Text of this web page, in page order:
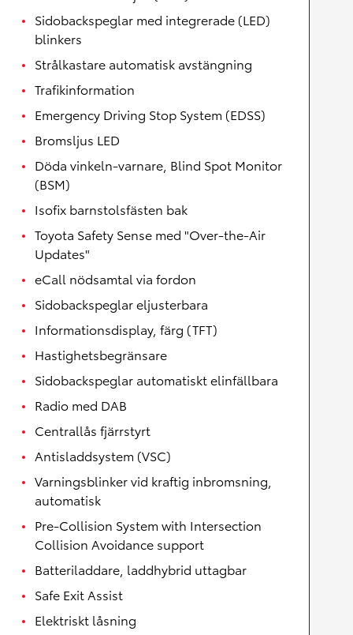
Sidobackspeglar med integrerade (LED)
blinkers
Strålkastare automatisk avstängning
Trafikinformation
Emergency Driving Stop System (EDSS)
Bromsljus LED
Döda vinkeln-varnare, Blind Spot Monitor
(BSM)
Isofix barnstolsfästen bak
Toyota Safety Sense med "Over-the-Air
Updates"
eCall nödsamtal via fordon
Sidobackspeglar eljusterbara
Informationsdisplay, färg (TFT)
Hastighetsbegränsare
Sidobackspeglar automatiskt elinfällbara
Radio med DAB
Centrallås fjärrstyrt
Antisladdsystem (VSC)
Varningsblinker vid kraftig inbromsning,
automatisk
Pre-Collision System with Intersection
Collision Avoidance support
Batteriladdare, laddhybrid uttagbar
Safe Exit Assist
Elektriskt låsning